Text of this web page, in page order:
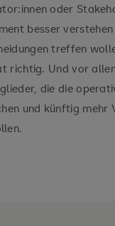
oder
besser
treffen
richtig. Und vor
die die
und künftig mehr